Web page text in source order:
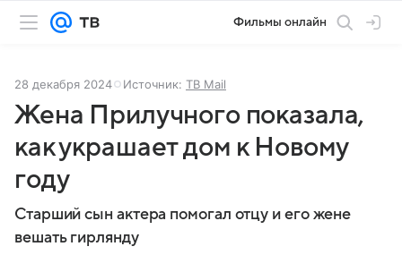
Фильмы онлайн
28 декабря 2024 Источник: ТВ Mail
Жена Прилучного показала,
как украшает дом к Новому
году
Старший сын актера помогал отцу и его жене
вешать гирлянду